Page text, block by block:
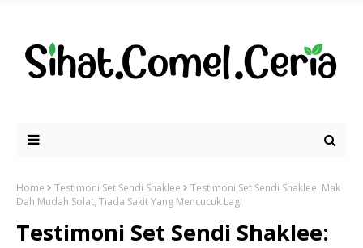
Home Testimoni Set Sendi Shaklee
Testimoni Set Sendi Shaklee: Mak
Dah Mudah Solat, Tiada Sakit Yang Mencucuk Lagi
Testimoni Set Sendi Shaklee: